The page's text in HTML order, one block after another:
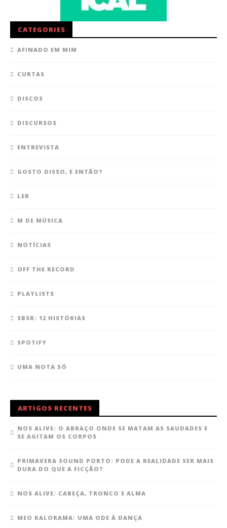
CATEGORIES
AFINADO EM MIM
CURTAS
DISCOS
DISCURSOS
ENTREVISTA
GOSTO DISSO, E ENTÃO?
LER
M DE MÚSICA
NOTÍCIAS
OFF THE RECORD
PLAYLISTS
SBSR: 12 HISTÓRIAS
SPOTIFY
UMA NOTA SÓ
ARTIGOS RECENTES
NOS ALIVE: O ABRAÇO ONDE SE MATAM AS SAUDADES E
SE AGITAM OS CORPOS
PRIMAVERA SOUND PORTO: PODE A REALIDADE SER MAIS
DURA DO QUE A FICÇÃO?
NOS ALIVE: CABEÇA, TRONCO E ALMA
MEO KALORAMA: UMA ODE À DANÇA